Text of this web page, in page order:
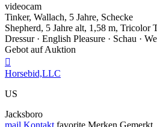
videocam
Tinker, Wallach, 5 Jahre, Schecke
Shepherd, 5 Jahre alt, 1,58 m, Tricolor
Dressur · English Pleasure · Schau ·
Gebot auf Auktion

Horsebid,LLC
US
Jacksboro
mail Kontakt favorite Merken Gemerkt